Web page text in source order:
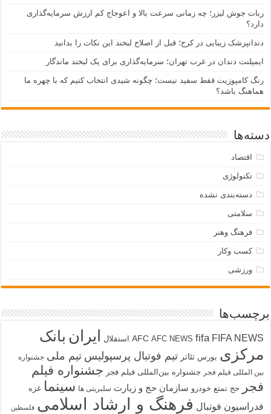
ربات جوش لیزر؛ چه زمانی سرعت بالا و اعوجاج کم ارزش سرمایه‌گذاری
دارد؟
دندانپزشک زیبایی در کرج؛ قبل از اصلاح لبخند این نکات را بدانید
ایمپلنت دندان در غرب تهران؛ سرمایه‌گذاری برای یک لبخند ماندگار
رنگ کامپوزیت فقط سفید نیست؛ چگونه شیدی انتخاب کنیم که با چهره ما
هماهنگ باشد؟
دسته‌ها
اقتصاد
تکنولوژی
دسته‌بندی نشده
سلامتی
فرهنگ وهنر
کسب وکار
ورزشی
برچسب‌ها
AFC AFC NEWS fifa FIFA NEWS استقلال ایران بانک
مرکزی بورس تئاتر تیم فوتبال پرسپولیس تیم ملی جشنواره
بین المللی فیلم فجر جشنواره بین‌المللی فیلم فجر جشنواره فیلم
فجر
حج تمتع خودرو سازمان حج و زیارت سلبریتی ها سینما غزه
فدراسیون فوتبال فرهنگ و ارشاد اسلامی فلسطین